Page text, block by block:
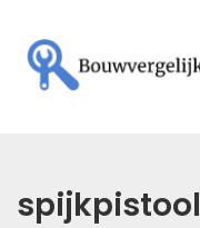
spijkpistool